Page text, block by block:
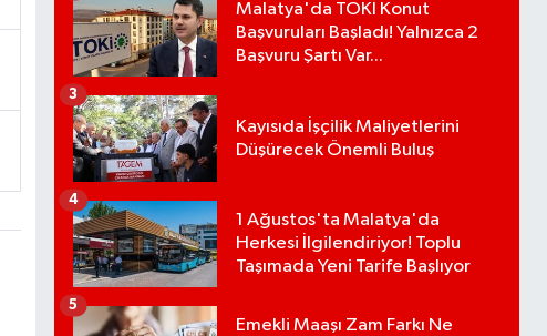
Malatya'da TOKİ Konut
Başvuruları Başladı! Yalnızca 2
Başvuru Şartı Var...
Kayısıda İşçilik Maliyetlerini
Düşürecek Önemli Buluş
3
1 Ağustos'ta Malatya'da
Herkesi İlgilendiriyor! Toplu
Taşımada Yeni Tarife Başlıyor
4
Emekli Maaşı Zam Farkı Ne
5